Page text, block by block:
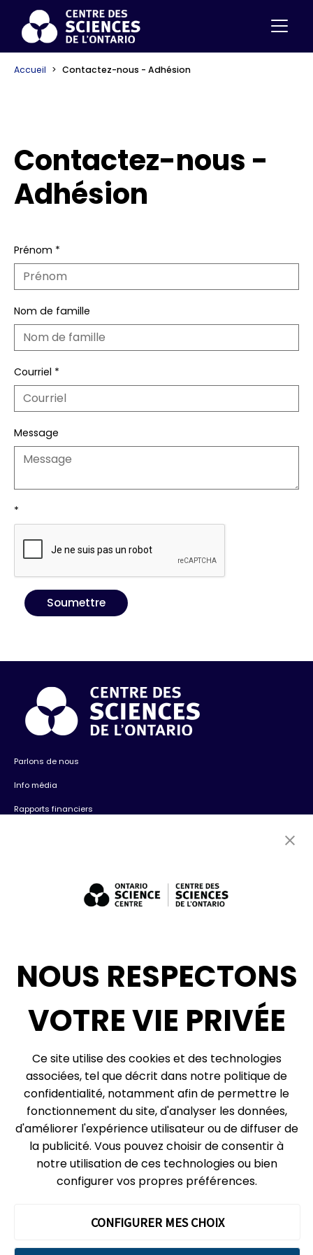
Accueil Contactez-nous - Adhésion
Contactez-nous -
Adhésion
Prénom *
Nom de famille
Courriel *
Message
*
Soumettre
Parlons de nous
Info média
Rapports financiers
Expositions : ventes et location + consultation
Infolettre
© 2026, Centre des sciences de l’Ontario, un organisme du gouvernement de
l’Ontario. Tous droits réservés.
Plan du site
Préférences relatives aux témoins
Expédition et réception :
777, rue Bay, boîte postale 151
Toronto (Ontario)
wendat et de la Nation anichinabée qui inclut la Première Nation des
Mississaugas de Credit et les Chippewas.
Nous reconnaissons que ces terres abritent de nombreux peuples
NOUS RESPECTONS
VOTRE VIE PRIVÉE
Ce site utilise des cookies et des technologies
associées, tel que décrit dans notre politique de
confidentialité, notamment afin de permettre le
fonctionnement du site, d'analyser les données,
d'améliorer l'expérience utilisateur ou de diffuser de
la publicité. Vous pouvez choisir de consentir à
notre utilisation de ces technologies ou bien
configurer vos propres préférences.
CONFIGURER MES CHOIX